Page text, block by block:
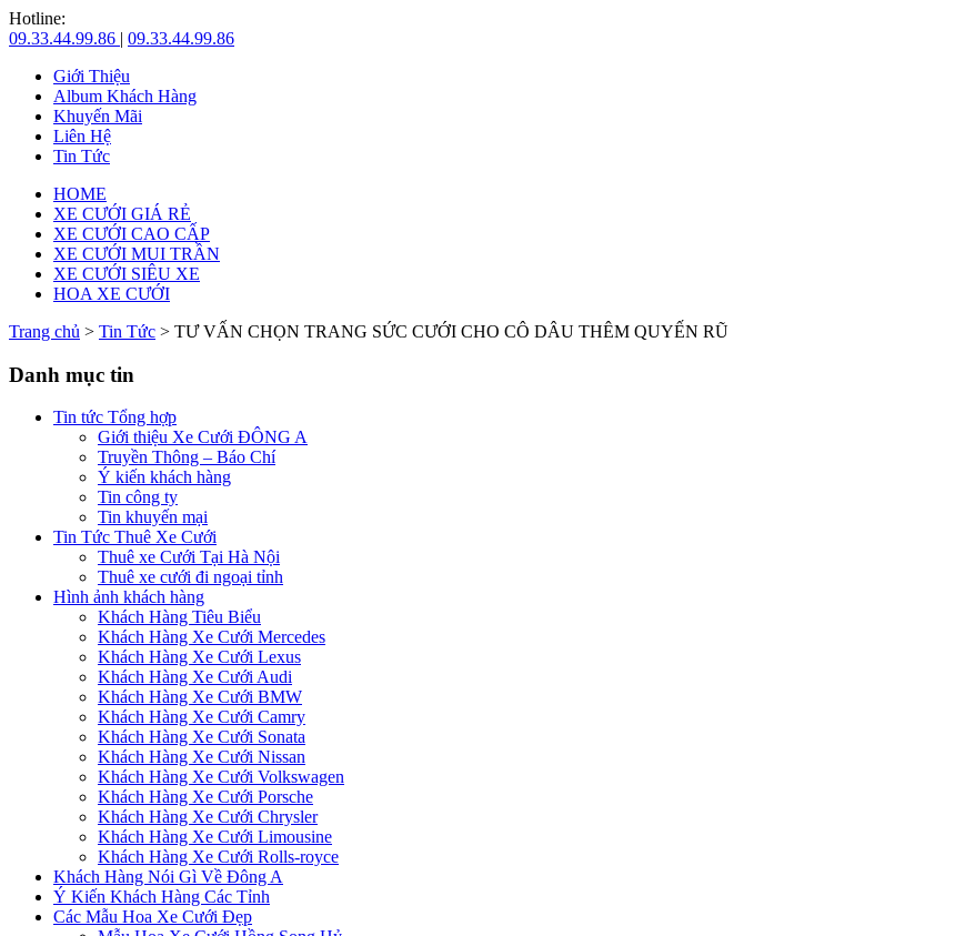
Hotline:
09.33.44.99.86 | 09.33.44.99.86
Giới Thiệu
Album Khách Hàng
Khuyến Mãi
Liên Hệ
Tin Tức
HOME
XE CƯỚI GIÁ RẺ
XE CƯỚI CAO CẤP
XE CƯỚI MUI TRẦN
XE CƯỚI SIÊU XE
HOA XE CƯỚI
Trang chủ > Tin Tức > TƯ VẤN CHỌN TRANG SỨC CƯỚI CHO CÔ DÂU THÊM QUYẾN RŨ
Danh mục tin
Tin tức Tổng hợp
Giới thiệu Xe Cưới ĐÔNG A
Truyền Thông – Báo Chí
Ý kiến khách hàng
Tin công ty
Tin khuyến mại
Tin Tức Thuê Xe Cưới
Thuê xe Cưới Tại Hà Nội
Thuê xe cưới đi ngoại tỉnh
Hình ảnh khách hàng
Khách Hàng Tiêu Biểu
Khách Hàng Xe Cưới Mercedes
Khách Hàng Xe Cưới Lexus
Khách Hàng Xe Cưới Audi
Khách Hàng Xe Cưới BMW
Khách Hàng Xe Cưới Camry
Khách Hàng Xe Cưới Sonata
Khách Hàng Xe Cưới Nissan
Khách Hàng Xe Cưới Volkswagen
Khách Hàng Xe Cưới Porsche
Khách Hàng Xe Cưới Chrysler
Khách Hàng Xe Cưới Limousine
Khách Hàng Xe Cưới Rolls-royce
Khách Hàng Nói Gì Về Đông A
Ý Kiến Khách Hàng Các Tỉnh
Các Mẫu Hoa Xe Cưới Đẹp